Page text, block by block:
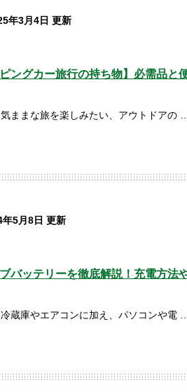
年3月4日 更新
ングカー旅行の持ち物】必需品と
ままな旅を楽しみたい、アウトドアの
年5月8日 更新
バッテリーを徹底解説！充電方法
蔵庫やエアコンに加え、パソコンや電